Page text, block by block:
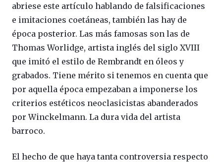
abriese este artículo hablando de falsificaciones
e imitaciones coetáneas, también las hay de
época posterior. Las más famosas son las de
Thomas Worlidge, artista inglés del siglo XVIII
que imitó el estilo de Rembrandt en óleos y
grabados. Tiene mérito si tenemos en cuenta que
por aquella época empezaban a imponerse los
criterios estéticos neoclasicistas abanderados
por Winckelmann. La dura vida del artista
barroco.
El hecho de que haya tanta controversia respecto